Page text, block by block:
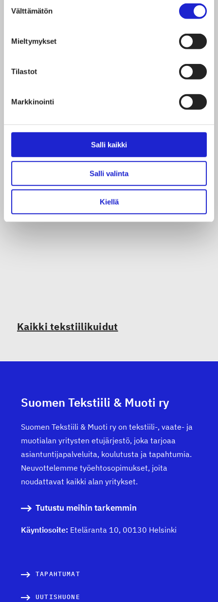
valinta
Välttämätön
Mieltymykset
Tilastot
Markkinointi
Salli kaikki
Salli valinta
Kiellä
ympäristöystävällisempi kuin puuvillan tai viskoosin
tuotanto. Ainoat käytetyt kemikaalit ovat myrkytön
ioninen neste sekä vesi, jotka voidaan kierrättää
prosessissa. Ioncell®-kuidusta valmistetut tuotteet
voidaan myös käytön jälkeen kierrättää uudelleen
heikkenemistä.
Kaikki tekstiilikuidut
Suomen Tekstiili & Muoti ry
Suomen Tekstiili & Muoti ry on tekstiili-, vaate- ja
muotialan yritysten etujärjestö, joka tarjoaa
asiantuntijapalveluita, koulutusta ja tapahtumia.
Neuvottelemme työehtosopimukset, joita
noudattavat kaikki alan yritykset.
Tutustu meihin tarkemmin
Käyntiosoite: Eteläranta 10, 00130 Helsinki
TAPAHTUMAT
UUTISHUONE